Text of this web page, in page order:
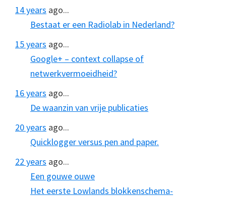
14 years ago...
Bestaat er een Radiolab in Nederland?
15 years ago...
Google+ – context collapse of
netwerkvermoeidheid?
16 years ago...
De waanzin van vrije publicaties
20 years ago...
Quicklogger versus pen and paper.
22 years ago...
Een gouwe ouwe
Het eerste Lowlands blokkenschema-